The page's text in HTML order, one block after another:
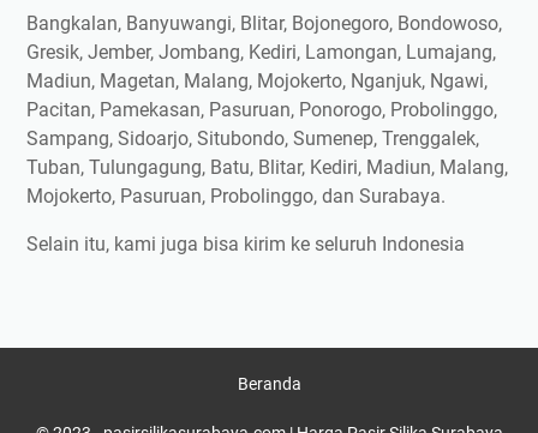
Bangkalan, Banyuwangi, Blitar, Bojonegoro, Bondowoso,
Gresik, Jember, Jombang, Kediri, Lamongan, Lumajang,
Madiun, Magetan, Malang, Mojokerto, Nganjuk, Ngawi,
Pacitan, Pamekasan, Pasuruan, Ponorogo, Probolinggo,
Sampang, Sidoarjo, Situbondo, Sumenep, Trenggalek,
Tuban, Tulungagung, Batu, Blitar, Kediri, Madiun, Malang,
Mojokerto, Pasuruan, Probolinggo, dan Surabaya.
Selain itu, kami juga bisa kirim ke seluruh Indonesia
Beranda